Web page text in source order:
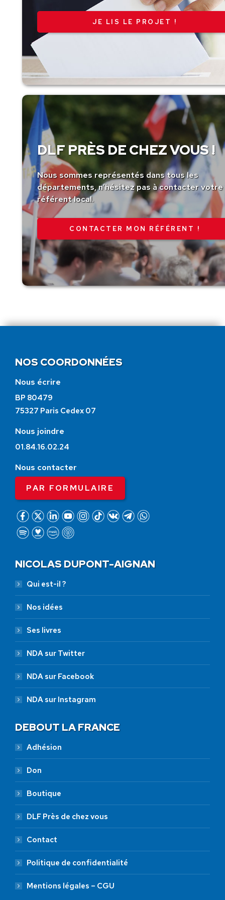
JE LIS LE PROJET !
DLF PRÈS DE CHEZ VOUS !
Nous sommes représentés dans tous les
départements, n’hésitez pas à contacter votre
référent local.
CONTACTER MON RÉFÉRENT !
NOS COORDONNÉES
Nous écrire
BP 80479
75327 Paris Cedex 07
Nous joindre
01.84.16.02.24
Nous contacter
PAR FORMULAIRE
NICOLAS DUPONT-AIGNAN
Qui est-il ?
Nos idées
Ses livres
NDA sur Twitter
NDA sur Facebook
NDA sur Instagram
DEBOUT LA FRANCE
Adhésion
Don
Boutique
DLF Près de chez vous
Contact
Politique de confidentialité
Mentions légales – CGU